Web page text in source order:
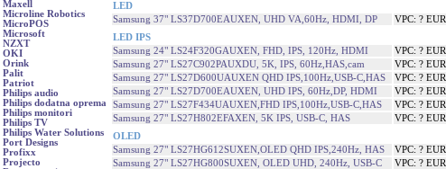
Maxell
Microline Robotics
MicroPOS
Microsoft
NZXT
OKI
Orink
Palit
Patriot
Philips audio
Philips dodatna oprema
Philips monitori
Philips TV
Philips Water Solutions
Port Designs
Profixx
Projecto
LED
Samsung 37" LS37D700EAUXEN, UHD VA,60Hz, HDMI, DP
VPC: ? EUR
LED IPS
Samsung 24" LS24F320GAUXEN, FHD, IPS, 120Hz, HDMI
VPC: ? EUR
Samsung 27" LS27C902PAUXDU, 5K, IPS, 60Hz,HAS,cam
VPC: ? EUR
Samsung 27" LS27D600UAUXEN QHD IPS,100Hz,USB-C,HAS
VPC: ? EUR
Samsung 27" LS27D700EAUXEN, UHD IPS, 60Hz,DP, HDMI
VPC: ? EUR
Samsung 27" LS27F434UAUXEN,FHD IPS,100Hz,USB-C,HAS
VPC: ? EUR
Samsung 27" LS27H802EFAXEN, 5K IPS, USB-C, HAS
VPC: ? EUR
OLED
Samsung 27" LS27HG612SUXEN,OLED QHD IPS,240Hz, HAS
VPC: ? EUR
Samsung 27" LS27HG800SUXEN, OLED UHD, 240Hz, USB-C
VPC: ? EUR